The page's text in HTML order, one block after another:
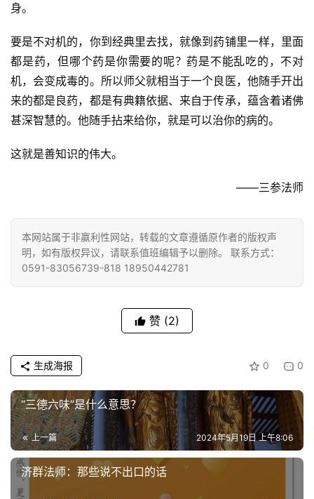
身。
要是不对机的，你到经典里去找，就像到药铺里一样，里面
都是药，但哪个药是你需要的呢？药是不能乱吃的，不对
机，会变成毒的。所以师父就相当于一个良医，他随手开出
来的都是良药，都是有典籍依据、来自于传承，蕴含着诸佛
甚深智慧的。他随手拈来给你，就是可以治你的病的。
这就是善知识的伟大。
——三参法师
本网站属于非赢利性网站，转载的文章遵循原作者的版权声
明，如有版权异议，请联系值班编辑予以删除。 联系方式：
0591-83056739-818 18950442781
赞 (2)
0 0
生成海报
“三德六味”是什么意思？
上一篇 2024年5月19日 上午8:06
济群法师：那些说不出口的话